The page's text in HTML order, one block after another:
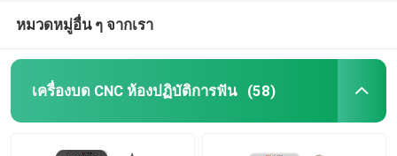
หมวดหมู่อื่น ๆ จากเรา
เครื่องบด CNC ห้องปฏิบัติการฟัน (58)